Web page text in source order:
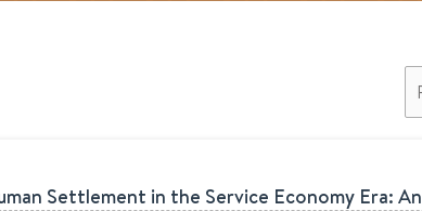
Settlement in the Service Economy Era: